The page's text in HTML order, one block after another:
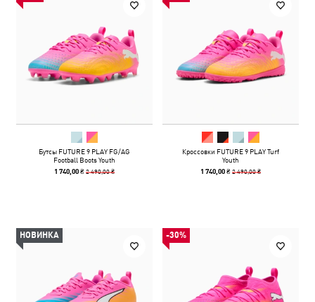
Бутсы FUTURE 9 PLAY FG/AG
Football Boots Youth
1 740,00 ₴2 490,00 ₴
Кроссовки FUTURE 9 PLAY Turf
Youth
1 740,00 ₴2 490,00 ₴
НОВИНКА -30%